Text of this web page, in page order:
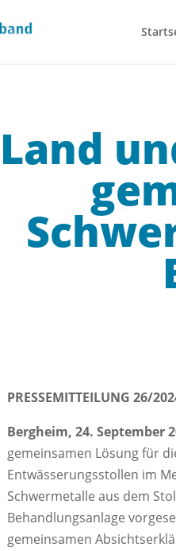
Land
PRESSEMITTEILUNG 26/
Bergheim, 24. September
gemeinsamen Lösung für
Entwässerungsstollen im
Schwermetalle aus dem
Behandlungsanlage
gemeinsamen